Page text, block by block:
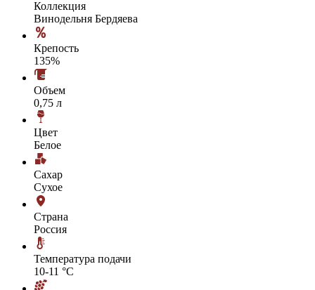
Коллекция
Винодельня Бердяева
Крепость
135%
Объем
0,75 л
Цвет
Белое
Сахар
Сухое
Страна
Россия
Температура подачи
10-11 °С